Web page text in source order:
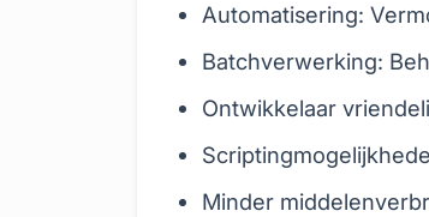
Automatisering:
Batchverwerking:
Ontwikkelaar
Minder